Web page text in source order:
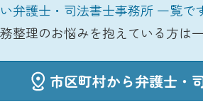
弁護士・司法書士事務所 一覧で
整理のお悩みを抱えている方は
市区町村から弁護士・